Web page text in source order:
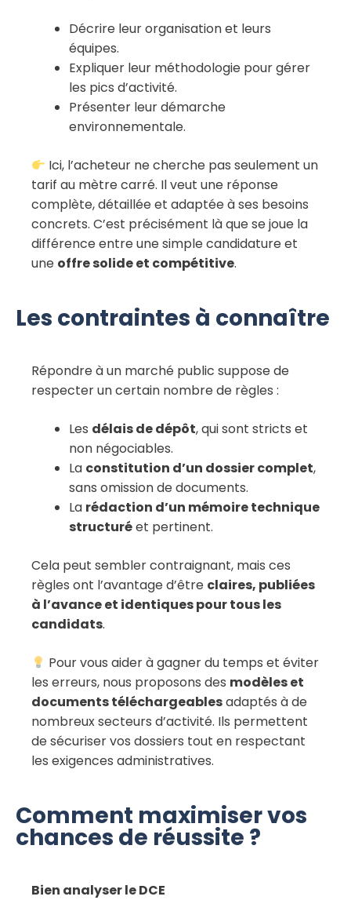
Décrire leur organisation et leurs
équipes.
Expliquer leur méthodologie pour gérer
les pics d’activité.
Présenter leur démarche
environnementale.
Ici, l’acheteur ne cherche pas seulement un
tarif au mètre carré. Il veut une réponse
complète, détaillée et adaptée à ses besoins
concrets. C’est précisément là que se joue la
différence entre une simple candidature et
une offre solide et compétitive.
Les contraintes à connaître
Répondre à un marché public suppose de
respecter un certain nombre de règles :
Les délais de dépôt, qui sont stricts et
non négociables.
La constitution d’un dossier complet,
sans omission de documents.
La rédaction d’un mémoire technique
structuréet pertinent.
Cela peut sembler contraignant, mais ces
règles ont l’avantage d’être claires, publiées
à l’avance et identiques pour tous les
candidats.
Pour vous aider à gagner du temps et éviter
les erreurs, nous proposons des modèles et
documents téléchargeablesadaptés à de
nombreux secteurs d’activité. Ils permettent
de sécuriser vos dossiers tout en respectant
les exigences administratives.
Comment maximiser vos
chances de réussite ?
Bien analyser le DCE